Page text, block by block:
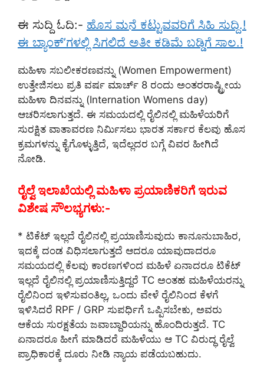
ಈ ಸುದ್ದಿ ಓದಿ:- ಹೊಸ ಮನೆ ಕಟ್ಟುವವರಿಗೆ ಸಿಹಿ ಸುದ್ದಿ.!
ಈ ಬ್ಯಾಂಕ್’ಗಳಲ್ಲಿ ಸಿಗಲಿದೆ ಅತೀ ಕಡಿಮೆ ಬಡ್ಡಿಗೆ ಸಾಲ.!
ಮಹಿಳಾ ಸಬಲೀಕರಣವನ್ನು (Women Empowerment)
ಉತ್ತೇಜಿಸಲು ಪ್ರತಿ ವರ್ಷ ಮಾರ್ಚ್ 8 ರಂದು ಅಂತರರಾಷ್ಟ್ರೀಯ
ಮಹಿಳಾ ದಿನವನ್ನು (Internation Womens day)
ಆಚರಿಸಲಾಗುತ್ತದೆ. ಈ ಸಮಯದಲ್ಲಿ ರೈಲಿನಲ್ಲಿ ಮಹಿಳೆಯರಿಗೆ
ಸುರಕ್ಷಿತ ವಾತಾವರಣ ನಿರ್ಮಿಸಲು ಭಾರತ ಸರ್ಕಾರ ಕೆಲವು ಹೊಸ
ಕ್ರಮಗಳನ್ನು ಕೈಗೊಳ್ಳುತ್ತಿದೆ, ಇದೆಲ್ಲದರ ಬಗ್ಗೆ ವಿವರ ಹೀಗಿದೆ
ನೋಡಿ.
ರೈಲ್ವೆ ಇಲಾಖೆಯಲ್ಲಿ ಮಹಿಳಾ ಪ್ರಯಾಣಿಕರಿಗೆ ಇರುವ
ವಿಶೇಷ ಸೌಲಭ್ಯಗಳು:-
* ಟಿಕೆಟ್ ಇಲ್ಲದೆ ರೈಲಿನಲ್ಲಿ ಪ್ರಯಾಣಿಸುವುದು ಕಾನೂನುಬಾಹಿರ,
ಇದಕ್ಕೆ ದಂಡ ವಿಧಿಸಲಾಗುತ್ತದೆ ಆದರೂ ಯಾವುದಾದರೂ
ಸಮಯದಲ್ಲಿ ಕೆಲವು ಕಾರಣಗಳಿಂದ ಮಹಿಳೆ ಏನಾದರೂ ಟಿಕೆಟ್
ಇಲ್ಲದೆ ರೈಲಿನಲ್ಲಿ ಪ್ರಯಾಣಿಸುತ್ತಿದ್ದರೆ TC ಅಂತಹ ಮಹಿಳೆಯರನ್ನು
ರೈಲಿನಿಂದ ಇಳಿಸುವಂತಿಲ್ಲ, ಒಂದು ವೇಳೆ ರೈಲಿನಿಂದ ಕೆಳಗೆ
ಇಳಿಸಿದರೆ RPF / GRP ಸುಪರ್ಧಿಗೆ ಒಪ್ಪಿಸಬೇಕು, ಅವರು
ಆಕೆಯ ಸುರಕ್ಷತೆಯ ಜವಾಬ್ದಾರಿಯನ್ನು ಹೊಂದಿರುತ್ತದೆ. TC
ಏನಾದರೂ ಹೀಗೆ ಮಾಡಿದರೆ ಮಹಿಳೆಯು ಆ TC ವಿರುದ್ಧ ರೈಲ್ವೆ
ಪ್ರಾಧಿಕಾರಕ್ಕೆ ದೂರು ನೀಡಿ ನ್ಯಾಯ ಪಡೆಯಬಹುದು.